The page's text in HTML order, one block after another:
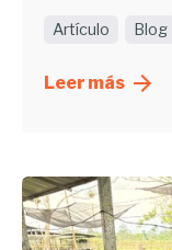
Artículo Blog
Leer más